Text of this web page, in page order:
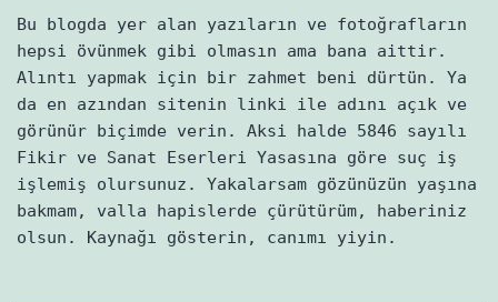
Bu blogda yer alan yazıların ve fotoğrafların
hepsi övünmek gibi olmasın ama bana aittir.
Alıntı yapmak için bir zahmet beni dürtün. Ya
da en azından sitenin linki ile adını açık ve
görünür biçimde verin. Aksi halde 5846 sayılı
Fikir ve Sanat Eserleri Yasasına göre suç iş
işlemiş olursunuz. Yakalarsam gözünüzün yaşına
bakmam, valla hapislerde çürütürüm, haberiniz
olsun. Kaynağı gösterin, canımı yiyin.